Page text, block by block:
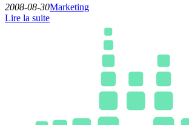
2008-08-30Marketing
Lire la suite